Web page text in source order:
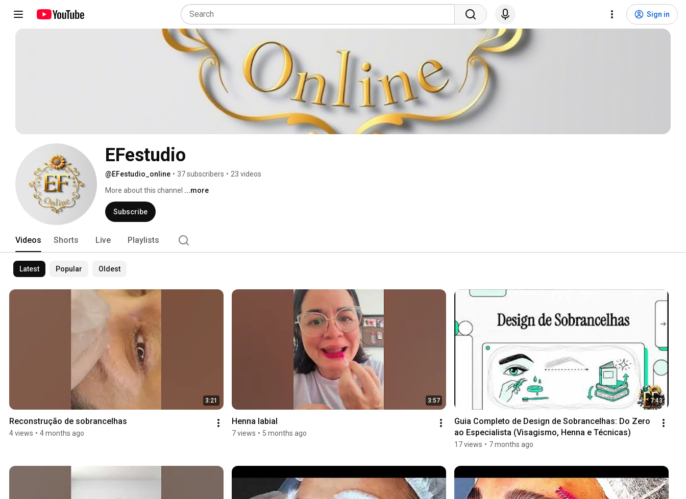
Sign in
EFestudio
@EFestudio_online • 37 subscribers • 23 videos
More about this channel ...more
Subscribe
Videos Shorts Live Playlists
Latest Popular Oldest
3:21
4 views • 4 months ago
3:57
7 views • 5 months ago
7:43
Guia Completo de Design de Sobrancelhas: Do Zero
ao Especialista (Visagismo, Henna e Técnicas)
17 views • 7 months ago